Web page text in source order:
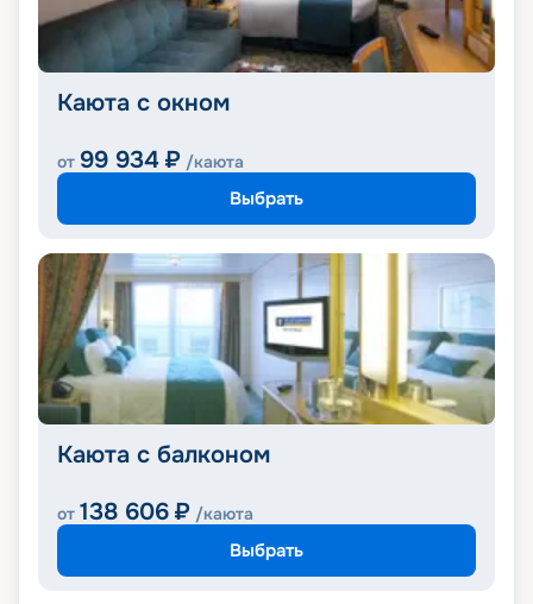
Каюта с окном
от 99 934 ₽ /каюта
Выбрать
Каюта с балконом
от 138 606 ₽ /каюта
Выбрать